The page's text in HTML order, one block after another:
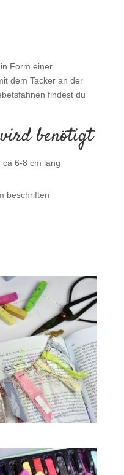
Form einer
dem Tacker an der
findest du
benötigt
ca 6-8 cm lang
beschriften